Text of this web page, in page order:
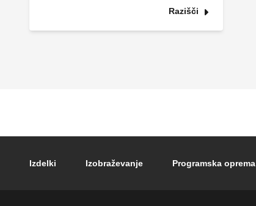
Razišči
Footer main navigation
Izdelki Izobraževanje Programska oprema